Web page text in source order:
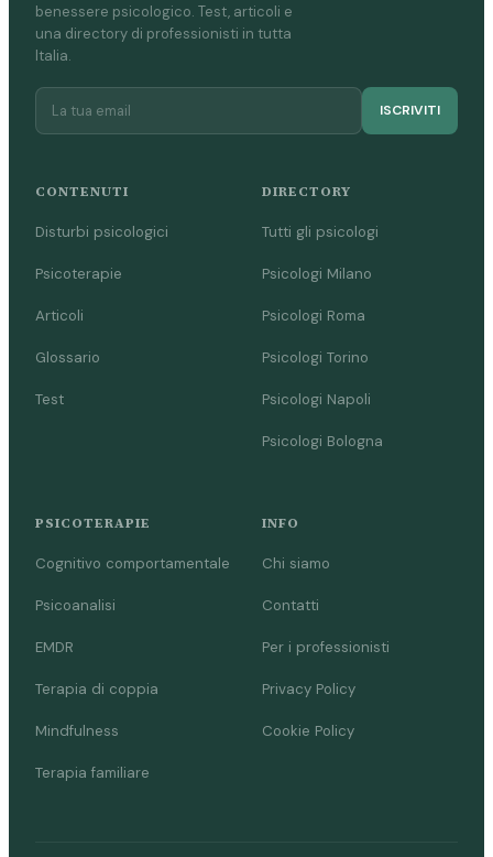
benessere psicologico. Test, articoli e
una directory di professionisti in tutta
Italia.
ISCRIVITI
CONTENUTI
Disturbi psicologici
Psicoterapie
Articoli
Glossario
Test
DIRECTORY
Tutti gli psicologi
Psicologi Milano
Psicologi Roma
Psicologi Torino
Psicologi Napoli
Psicologi Bologna
PSICOTERAPIE
Cognitivo comportamentale
Psicoanalisi
EMDR
Terapia di coppia
Mindfulness
Terapia familiare
INFO
Chi siamo
Contatti
Per i professionisti
Privacy Policy
Cookie Policy